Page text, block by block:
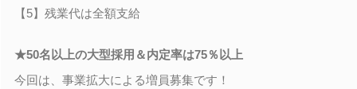
【5】残業代は全額支給
★50名以上の大型採用＆内定率は75％以上
今回は、事業拡大による増員募集です！